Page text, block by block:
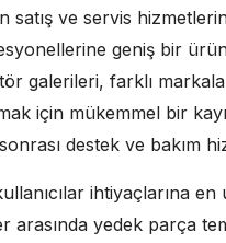
satış ve servis
geniş bir
galerileri, farklı
için mükemmel bir
destek ve bakım
ihtiyaçlarına
yedek parça